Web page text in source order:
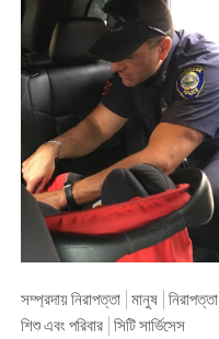
সম্প্রদায় নিরাপত্তা মানুষ নিরাপত্তা
শিশু এবং পরিবার সিটি সার্ভিসেস